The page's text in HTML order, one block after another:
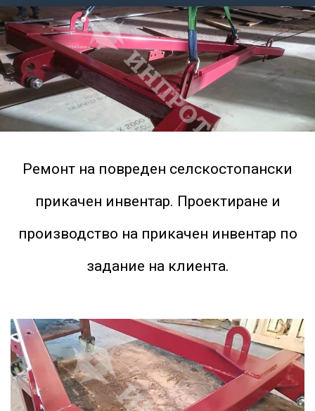
Ремонт на повреден селскостопански
прикачен инвентар. Проектиране и
производство на прикачен инвентар по
задание на клиента.